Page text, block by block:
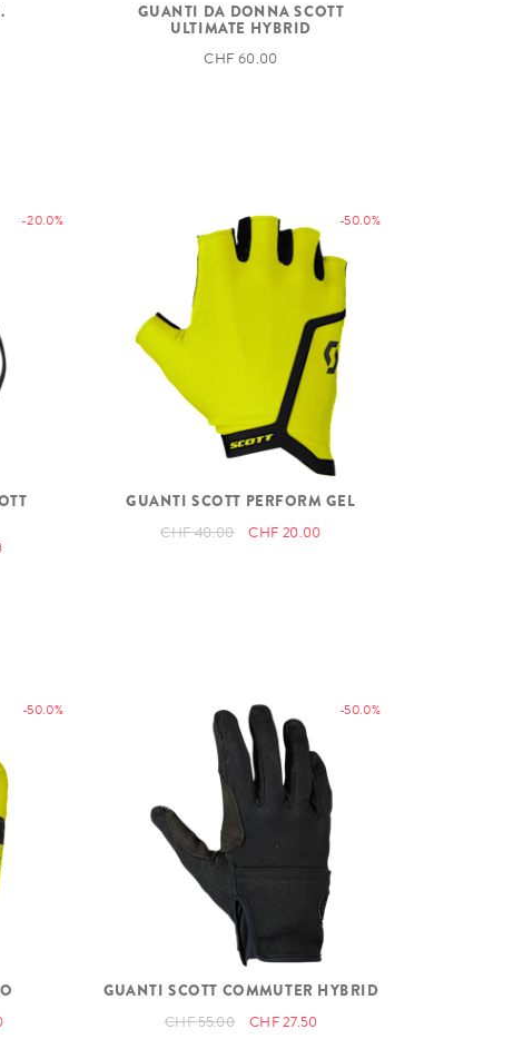
GUANTI DA DONNA SCOTT
ULTIMATE HYBRID
CHF 60.00
-20.0% -50.0%
GUANTI SCOTT PERFORM GEL
CHF 40.00 CHF 20.00
-50.0% -50.0%
GUANTI SCOTT COMMUTER HYBRID
CHF 55.00 CHF 27.50